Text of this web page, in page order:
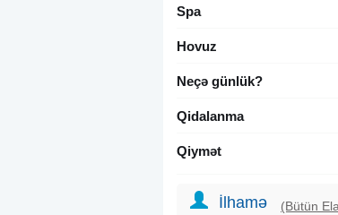
Spa
Hovuz
Neçə günlük?
Qidalanma
Qiymət
İlhamə (Bütün